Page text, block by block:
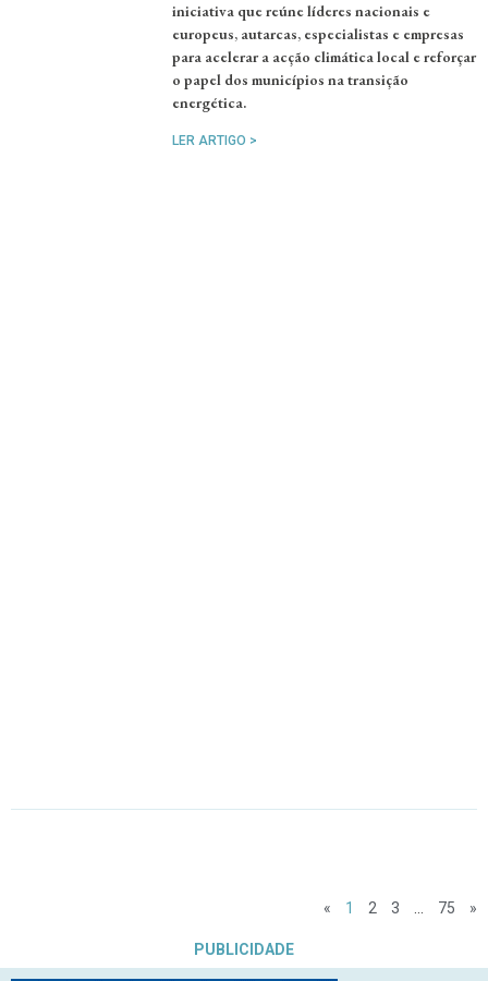
iniciativa que reúne líderes nacionais e
europeus, autarcas, especialistas e empresas
para acelerar a acção climática local e reforçar
o papel dos municípios na transição
energética.
LER ARTIGO >
« 1 2 3 75 »
PUBLICIDADE